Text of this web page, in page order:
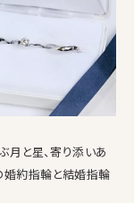
月と星、寄り添いあ
婚約指輪と結婚指輪